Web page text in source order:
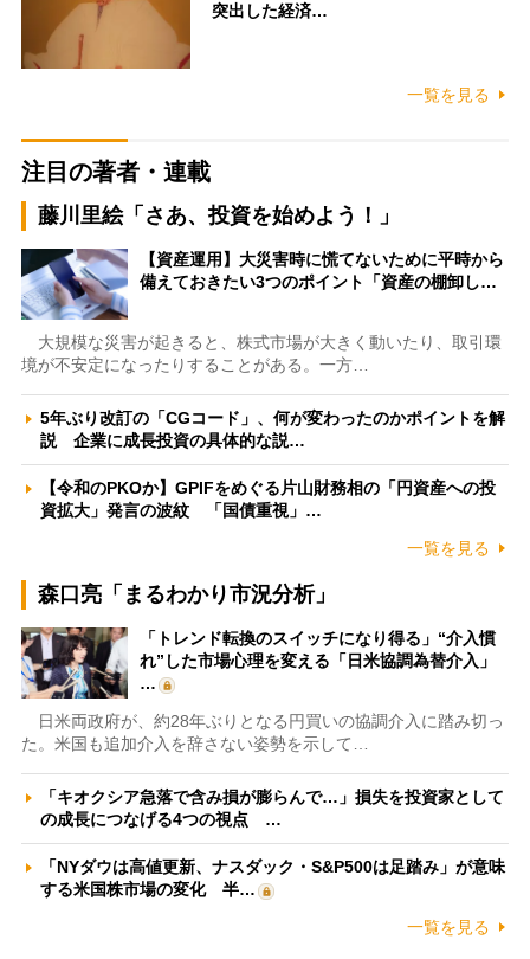
突出した経済…
一覧を見る
注目の著者・連載
藤川里絵「さあ、投資を始めよう！」
【資産運用】大災害時に慌てないために平時から
備えておきたい3つのポイント「資産の棚卸し…
大規模な災害が起きると、株式市場が大きく動いたり、取引環
境が不安定になったりすることがある。一方…
5年ぶり改訂の「CGコード」、何が変わったのかポイントを解
説 企業に成長投資の具体的な説…
【令和のPKOか】GPIFをめぐる片山財務相の「円資産への投
資拡大」発言の波紋 「国債重視」…
一覧を見る
森口亮「まるわかり市況分析」
「トレンド転換のスイッチになり得る」“介入慣
れ”した市場心理を変える「日米協調為替介入」
…
日米両政府が、約28年ぶりとなる円買いの協調介入に踏み切っ
た。米国も追加介入を辞さない姿勢を示して…
「キオクシア急落で含み損が膨らんで…」損失を投資家として
の成長につなげる4つの視点 …
「NYダウは高値更新、ナスダック・S&P500は足踏み」が意味
する米国株市場の変化 半…
一覧を見る